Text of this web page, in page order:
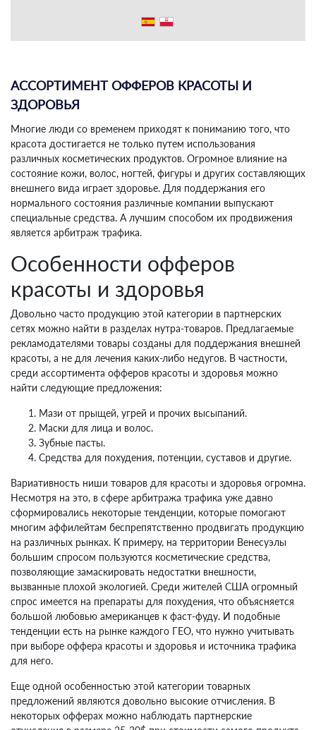
АССОРТИМЕНТ ОФФЕРОВ КРАСОТЫ И
ЗДОРОВЬЯ
Многие люди со временем приходят к пониманию того, что
красота достигается не только путем использования
различных косметических продуктов. Огромное влияние на
состояние кожи, волос, ногтей, фигуры и других составляющих
внешнего вида играет здоровье. Для поддержания его
нормального состояния различные компании выпускают
специальные средства. А лучшим способом их продвижения
является арбитраж трафика.
Особенности офферов
красоты и здоровья
Довольно часто продукцию этой категории в партнерских
сетях можно найти в разделах нутра-товаров. Предлагаемые
рекламодателями товары созданы для поддержания внешней
красоты, а не для лечения каких-либо недугов. В частности,
среди ассортимента офферов красоты и здоровья можно
найти следующие предложения:
Мази от прыщей, угрей и прочих высыпаний.
Маски для лица и волос.
Зубные пасты.
Средства для похудения, потенции, суставов и другие.
Вариативность ниши товаров для красоты и здоровья огромна.
Несмотря на это, в сфере арбитража трафика уже давно
сформировались некоторые тенденции, которые помогают
многим аффилейтам беспрепятственно продвигать продукцию
на различных рынках. К примеру, на территории Венесуэлы
большим спросом пользуются косметические средства,
позволяющие замаскировать недостатки внешности,
вызванные плохой экологией. Среди жителей США огромный
спрос имеется на препараты для похудения, что объясняется
большой любовью американцев к фаст-фуду. И подобные
тенденции есть на рынке каждого ГЕО, что нужно учитывать
при выборе оффера красоты и здоровья и источника трафика
для него.
Еще одной особенностью этой категории товарных
предложений являются довольно высокие отчисления. В
некоторых офферах можно наблюдать партнерские